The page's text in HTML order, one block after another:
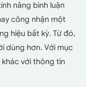
năng bình luận
công nhận một
hiệu bất kỳ. Từ đó,
dùng hơn. Với mục
với thông tin